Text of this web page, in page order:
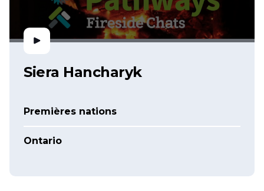
Siera Hancharyk
Premières nations
Ontario